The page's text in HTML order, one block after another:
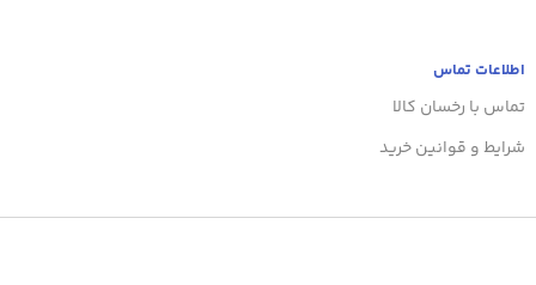
اطلاعات تماس
تماس با رخسان کالا
شرایط و قوانین خرید